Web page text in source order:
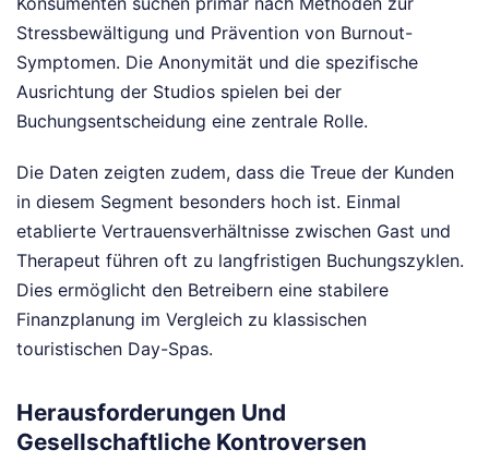
Stressbewältigung und Prävention von Burnout-
Symptomen. Die Anonymität und die spezifische
Ausrichtung der Studios spielen bei der
Buchungsentscheidung eine zentrale Rolle.
Die Daten zeigten zudem, dass die Treue der Kunden
in diesem Segment besonders hoch ist. Einmal
etablierte Vertrauensverhältnisse zwischen Gast und
Therapeut führen oft zu langfristigen Buchungszyklen.
Dies ermöglicht den Betreibern eine stabilere
Finanzplanung im Vergleich zu klassischen
touristischen Day-Spas.
Herausforderungen Und
Gesellschaftliche Kontroversen